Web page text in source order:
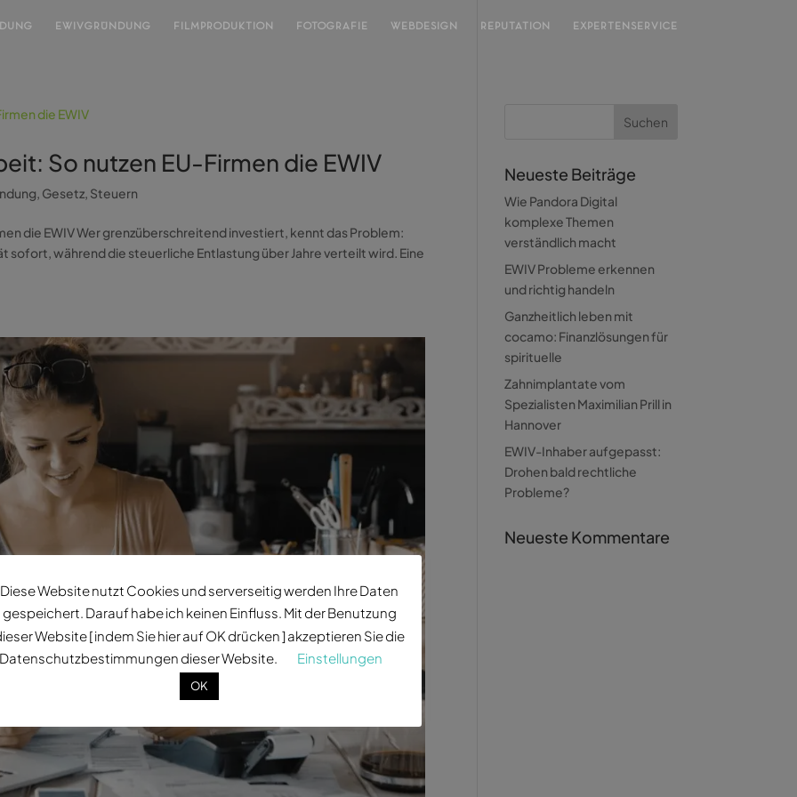
EWIVGRÜNDUNG FILMPRODUKTION FOTOGRAFIE WEBDESIGN REPUTATION EXPERTENSERVICE
So nutzen EU-Firmen die EWIV
, Gesetz, Steuern
die EWIV Wer grenzüberschreitend investiert, kennt das Problem:
während die steuerliche Entlastung über Jahre verteilt wird. Eine
Neueste Beiträge
Wie Pandora Digital
komplexe Themen
verständlich macht
EWIV Probleme erkennen
und richtig handeln
Ganzheitlich leben mit
cocamo: Finanzlösungen für
spirituelle
Zahnimplantate vom
Spezialisten Maximilian Prill in
Hannover
EWIV-Inhaber aufgepasst:
Drohen bald rechtliche
Probleme?
Neueste Kommentare
Diese Website nutzt Cookies und serverseitig werden Ihre Daten
gespeichert. Darauf habe ich keinen Einfluss. Mit der Benutzung
Website [ indem Sie hier auf OK drücken ] akzeptieren Sie die
dieser Website.
Einstellungen
OK